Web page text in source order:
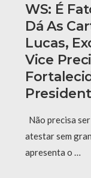
WS: É
Dá As
Lucas,
Vice
Não precisa
atestar sem
apresenta o …